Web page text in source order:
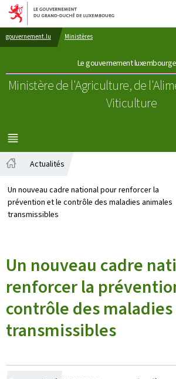
Aller au menu principal
Aller au contenu
gouvernement.lu Ministères
Le gouvernement
Ministère de l'Agriculture, de
Viticulture
MENU
PRINCIPAL
Actualités
Un nouveau cadre national pour renforcer la
prévention et le contrôle des maladies animales
transmissibles
Un nouveau cadre
renforcer la
contrôle des
transmissibles